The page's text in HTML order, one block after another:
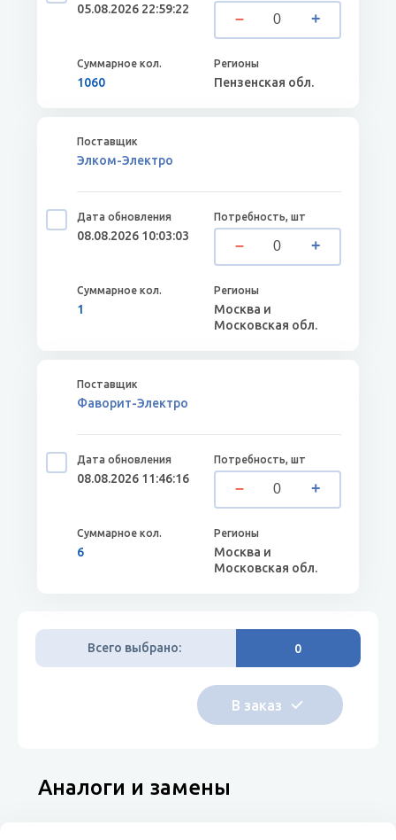
05.08.2026 22:59:22
1060 Пензенская обл.
Элком-Электро
08.08.2026 10:03:03
1
Москва и
Московская обл.
Фаворит-Электро
08.08.2026 11:46:16
6
Москва и
Московская обл.
Всего выбрано: 0
Аналоги и замены